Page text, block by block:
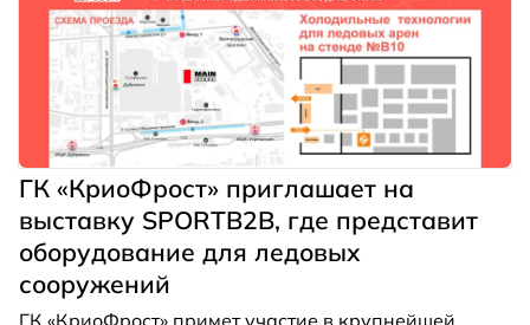
ГК «КриоФрост» приглашает на
выставку SPORTB2B, где представит
оборудование для ледовых
сооружений